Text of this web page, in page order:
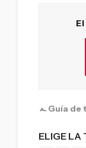
Guía de
ELIGE LA